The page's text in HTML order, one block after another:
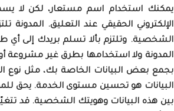
يمكنك استخدام اسم مستعار، لكن لا
الإلكتروني الحقيقي عند التعليق.
الشخصية. وتلتزم بألا تسلم بريدك إلى
المدونة ولا استخدامها بطرق غير مشروعة
البيانات هو تحسين مستوى الخدمة. يحق
بين هذه البيانات وهويتك الشخصية. قد